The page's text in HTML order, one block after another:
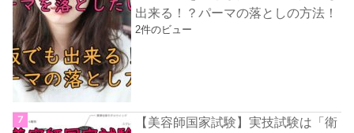
出来る！？パーマの落としの方法！
2件のビュー
【美容師国家試験】実技試験は「衛